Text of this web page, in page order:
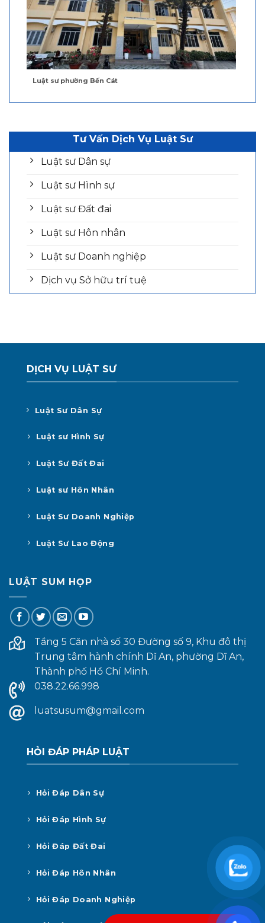
Luật sư phường Bến Cát
Tư Vấn Dịch Vụ Luật Sư
Luật sư Dân sự
Luật sư Hình sự
Luật sư Đất đai
Luật sư Hôn nhân
Luật sư Doanh nghiệp
Dịch vụ Sở hữu trí tuệ
DỊCH VỤ LUẬT SƯ
Luật Sư Dân Sự
Luật sư Hình Sự
Luật Sư Đất Đai
Luật sư Hôn Nhân
Luật Sư Doanh Nghiệp
Luật Sư Lao Động
LUẬT SUM HỌP
Tầng 5 Căn nhà số 30 Đường số 9, Khu đô thị
Trung tâm hành chính Dĩ An, phường Dĩ An,
Thành phố Hồ Chí Minh.
038.22.66.998
luatsusum@gmail.com
HỎI ĐÁP PHÁP LUẬT
Hỏi Đáp Dân Sự
Hỏi Đáp Hình Sự
Hỏi Đáp Đất Đai
Hỏi Đáp Hôn Nhân
Hỏi Đáp Doanh Nghiệp